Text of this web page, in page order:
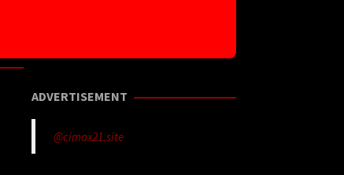
ADVERTISEMENT
@cimax21.site